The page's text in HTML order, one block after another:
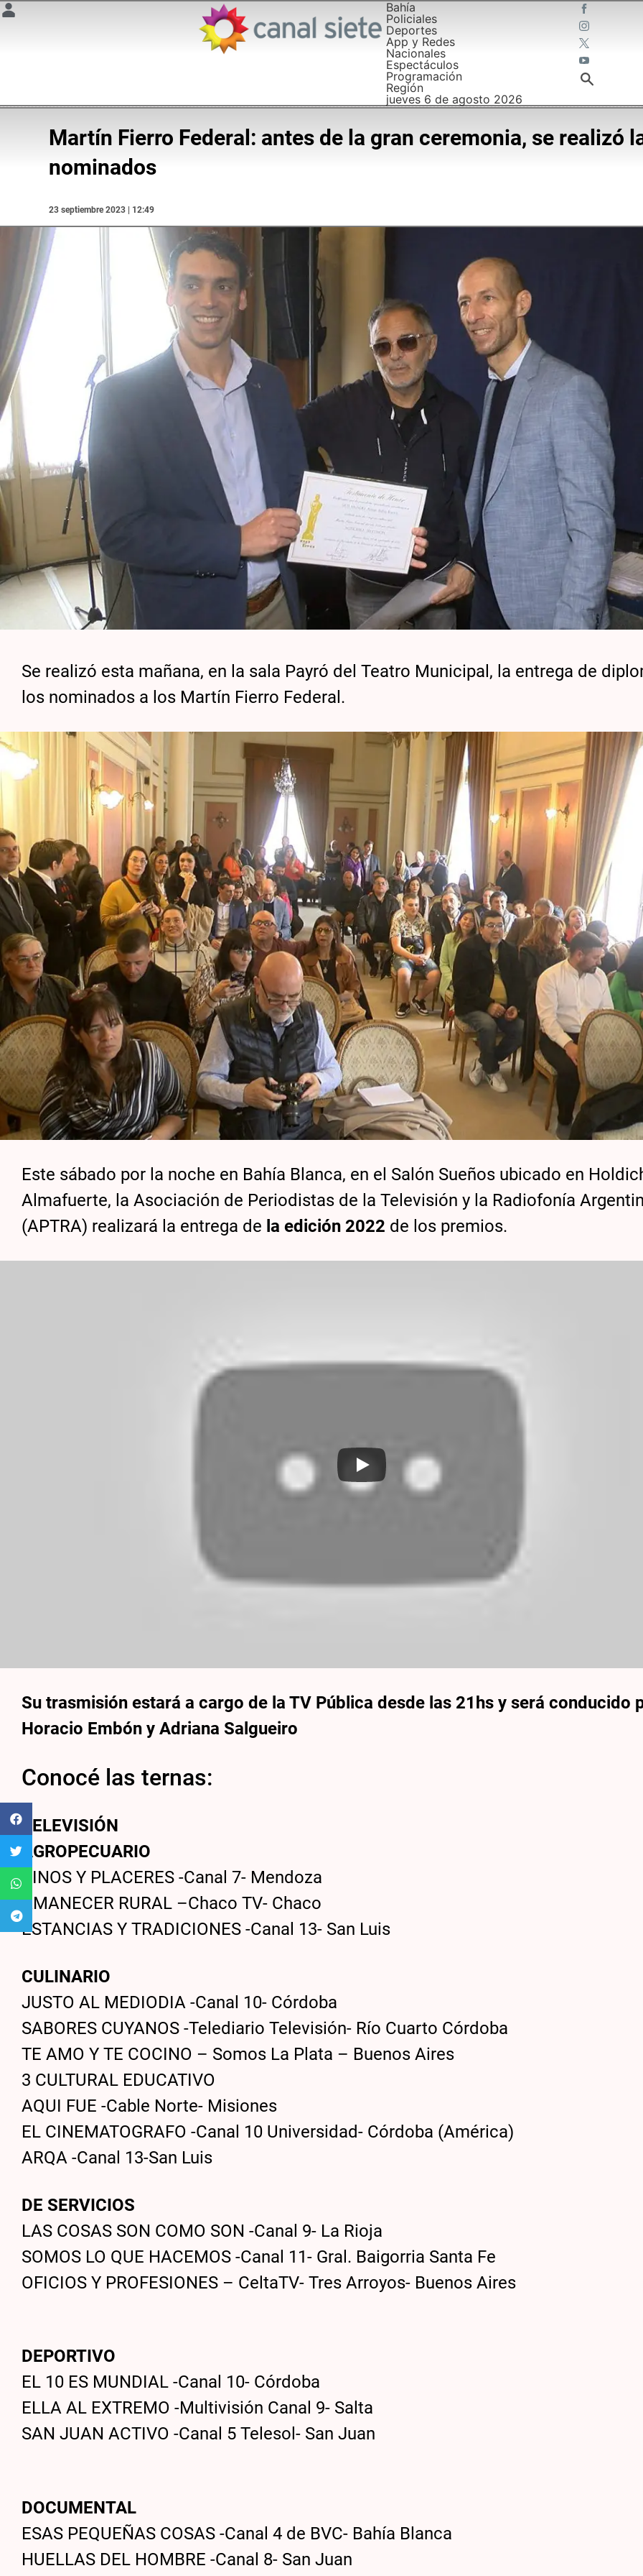
Bahía
Policiales
Deportes
App y Redes
Nacionales
Espectáculos
Programación
Región
jueves 6 de agosto 2026
Martín Fierro Federal: antes de la gran ceremonia, se realizó
nominados
23 septiembre 2023 | 12:49
Se realizó esta mañana, en la sala Payró del Teatro Municipal, la entrega de
los nominados a los Martín Fierro Federal.
Este sábado por la noche en Bahía Blanca, en el Salón Sueños ubicado en
Almafuerte, la Asociación de Periodistas de la Televisión y la Radiofonía
(APTRA) realizará la entrega de la edición 2022 de los premios.
Su trasmisión estará a cargo de la TV Pública desde las 21hs y será conducido
Horacio Embón y Adriana Salgueiro
Conocé las ternas:
TELEVISIÓN
AGROPECUARIO
VINOS Y PLACERES -Canal 7- Mendoza
AMANECER RURAL –Chaco TV- Chaco
ESTANCIAS Y TRADICIONES -Canal 13- San Luis
CULINARIO
JUSTO AL MEDIODIA -Canal 10- Córdoba
SABORES CUYANOS -Telediario Televisión- Río Cuarto Córdoba
TE AMO Y TE COCINO – Somos La Plata – Buenos Aires
3 CULTURAL EDUCATIVO
AQUI FUE -Cable Norte- Misiones
EL CINEMATOGRAFO -Canal 10 Universidad- Córdoba (América)
ARQA -Canal 13-San Luis
DE SERVICIOS
LAS COSAS SON COMO SON -Canal 9- La Rioja
SOMOS LO QUE HACEMOS -Canal 11- Gral. Baigorria Santa Fe
OFICIOS Y PROFESIONES – CeltaTV- Tres Arroyos- Buenos Aires
DEPORTIVO
EL 10 ES MUNDIAL -Canal 10- Córdoba
ELLA AL EXTREMO -Multivisión Canal 9- Salta
SAN JUAN ACTIVO -Canal 5 Telesol- San Juan
DOCUMENTAL
ESAS PEQUEÑAS COSAS -Canal 4 de BVC- Bahía Blanca
HUELLAS DEL HOMBRE -Canal 8- San Juan